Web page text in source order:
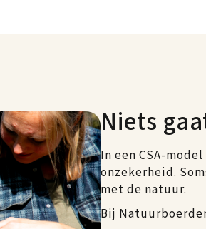
Niets
In een CSA-
onzekerheid.
met de natuur.
Bij